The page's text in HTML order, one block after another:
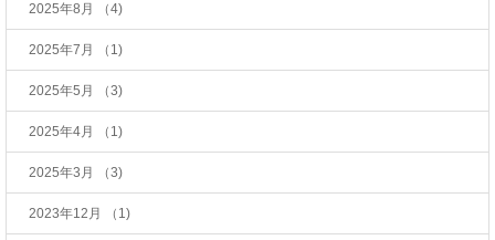
2025年8月 （4)
2025年7月 （1)
2025年5月 （3)
2025年4月 （1)
2025年3月 （3)
2023年12月 （1)